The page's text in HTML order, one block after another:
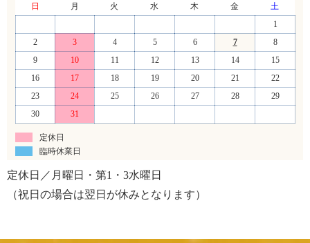
日
月 火 水 木 金
土
1
2
3 4 5 6 7
8
9
10 11 12 13 14
15
16
17 18 19 20 21
22
23
24 25 26 27 28
29
30
31
定休日
臨時休業日
定休日／月曜日・第1・3水曜日
（祝日の場合は翌日が休みとなります）